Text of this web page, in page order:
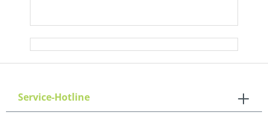
Service-Hotline